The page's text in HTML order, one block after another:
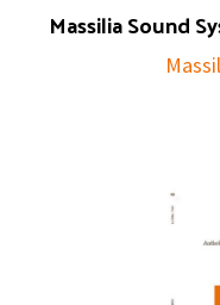
Massilia Sound